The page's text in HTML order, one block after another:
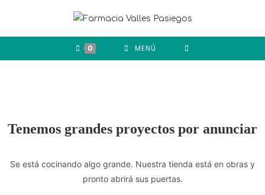
0 MENÚ
Tenemos grandes proyectos por anunciar
Se está cocinando algo grande. Nuestra tienda está en obras y
pronto abrirá sus puertas.